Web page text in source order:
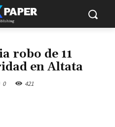
robo de 11
en Altata
0 421